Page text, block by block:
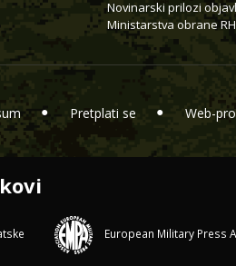
Novinarski prilozi
Ministarstva obrane
Pretplati se Web-
European Military Press